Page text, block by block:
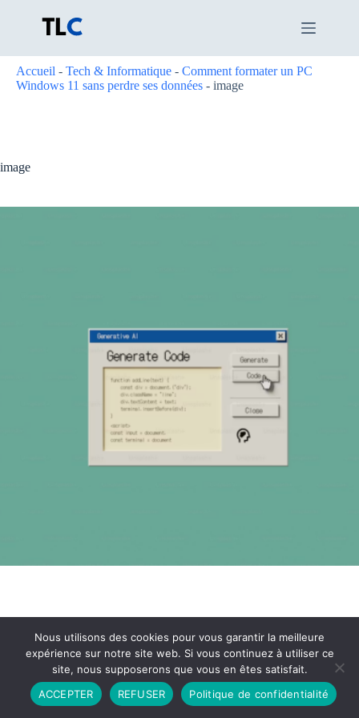
Accueil - Tech & Informatique - Comment formater un PC
Windows 11 sans perdre ses données - image
image
Partenariat Contact
Politique de Confidentialité
CGU
Copyright © 2026 - Propulsé par DIEUDUDIABLE
Nous utilisons des cookies pour vous garantir la meilleure
expérience sur notre site web. Si vous continuez à utiliser ce
site, nous supposerons que vous en êtes satisfait.
ACCEPTER
REFUSER Politique de confidentialité